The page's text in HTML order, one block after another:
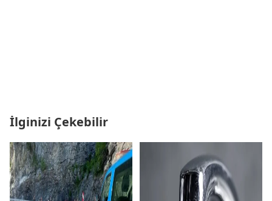
İlginizi Çekebilir